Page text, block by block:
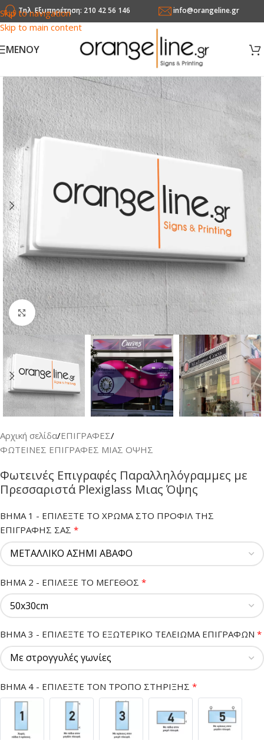
Skip to navigation
Skip to main content
Τηλ. Εξυπηρέτηση: 210 42 56 146 info@orangeline.gr
MENOY
Κλικ για μεγέθυνση
Αρχική σελίδα/ΕΠΙΓΡΑΦΕΣ/
ΦΩΤΕΙΝΕΣ ΕΠΙΓΡΑΦΕΣ ΜΙΑΣ ΟΨΗΣ
Φωτεινές Επιγραφές Παραλληλόγραμμες με
Πρεσσαριστά Plexiglass Μιας Όψης
ΒΗΜΑ 1 - ΕΠΙΛΕΞΤΕ ΤΟ ΧΡΩΜΑ ΣΤΟ ΠΡΟΦΙΛ ΤΗΣ
ΕΠΙΓΡΑΦΗΣ ΣΑΣ *
ΒΗΜΑ 2 - ΕΠΙΛΕΞΕ ΤΟ ΜΕΓΕΘΟΣ *
BHMA 3 - ΕΠΙΛΕΞΤΕ ΤΟ ΕΞΩΤΕΡΙΚΟ ΤΕΛΕΙΩΜΑ ΕΠΙΓΡΑΦΩΝ *
ΒΗΜΑ 4 - ΕΠΙΛΕΞΤΕ ΤΟΝ ΤΡΟΠΟ ΣΤΗΡΙΞΗΣ *